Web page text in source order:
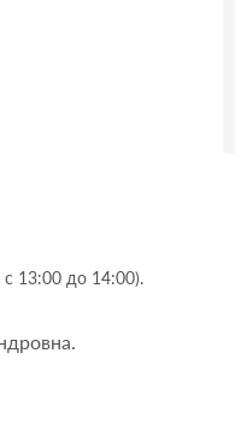
с 13:00 до 14:00).